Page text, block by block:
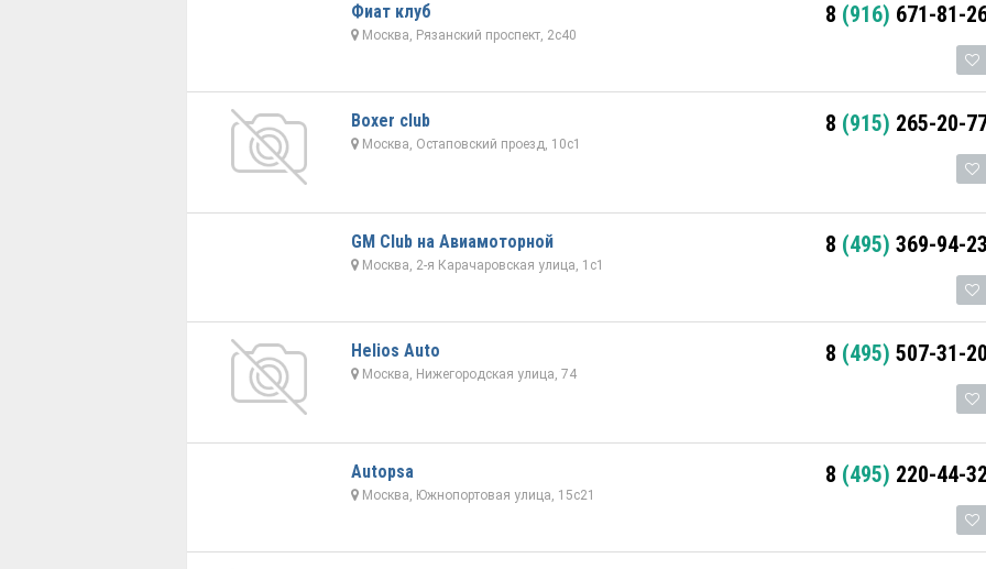
Фиат клуб
Москва, Рязанский проспект, 2с40
8 (916) 671-81-
Boxer club
Москва, Остаповский проезд, 10с1
8 (915) 265-20-
GM Club на Авиамоторной
Москва, 2-я Карачаровская улица, 1с1
8 (495) 369-94-23
Helios Auto
Москва, Нижегородская улица, 74
8 (495) 507-31-20
Autopsa
Москва, Южнопортовая улица, 15с21
8 (495) 220-44-32